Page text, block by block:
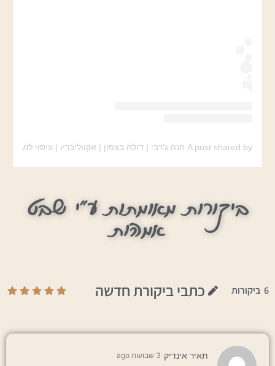
A post shared by חנה ג'רבי | דולה בצפון | אקווליבריו | עיסוי לנשים (@chana_garbi_dula)
ביקורות מאומתות ע"י שבט
אמהות
6 ביקורות כתבי ביקורת חדשה
תאיר אינדיק 3 שבועות ago